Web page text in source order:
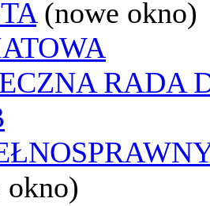
(nowe okno)
RADA
okno)